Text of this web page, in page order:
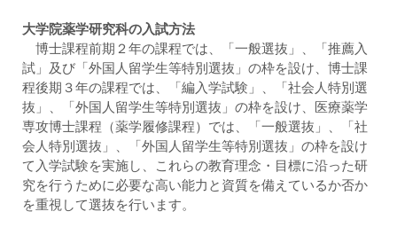
大学院薬学研究科の入試方法
博士課程前期２年の課程では、「一般選抜」、「推薦入
試」及び「外国人留学生等特別選抜」の枠を設け、博士課
程後期３年の課程では、「編入学試験」、「社会人特別選
抜」、「外国人留学生等特別選抜」の枠を設け、医療薬学
専攻博士課程（薬学履修課程）では、「一般選抜」、「社
会人特別選抜」、「外国人留学生等特別選抜」の枠を設け
て入学試験を実施し、これらの教育理念・目標に沿った研
究を行うために必要な高い能力と資質を備えているか否か
を重視して選抜を行います。